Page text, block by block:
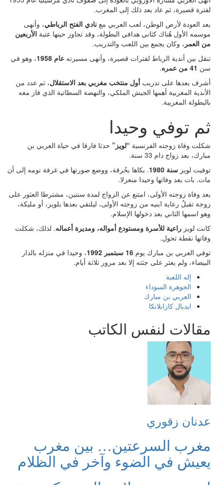
قصيرة، ثم عاد بعد ذلك إلى المغرب.
العودة لأرض الوطن، لعب العربي مع نادي الفتح الرباطي، وأنهى
الأول هُناك كثاني هدافي البطولة، وقد تجاوز حينها عتبةالأربعين
العمر، وكان يجمع بين اللعب والتدريب.
بين أندية الرباط لفترات قصيرة، وأنهى مسيرتهعام 1958
، وهو في
41 من عمره
.
بعدها على تدريب أول منتخب مغربي بعد الاستقلال، ثم عدد من
المغربية أهمها الجيش الملكي، والنهضة السطاتية الذي فاز معه
المغربية.
توفي وحيدا
وفاة زوجته الفرنسية“لويز”حدثا فارقا في حياة العربي بن
بعد زواج دام 33 سنة.
لويزسنة 1980
. بكاها بحُرقة، ووضع صورتها في غرفة نومه إلى أن
بات بعد وفاتها وحيدا منعزلا.
وفاة زوجته الأولى، امتنع عن الزواج لمدة سنتين، مشترطا العثور على
تقبلُ رعاية ابنيه من زوجته الأولى، ليلتقي بعدها بلويز، أو مليكة،
اسمها الثاني بعد دخولها الإسلام.
لويزراعية للأسرة ومستودع أمواله، ومديرة أعماله. لذلك، شكلت
نقطة تحول.
العربي بن مبارك يوم 16 سبتمبر 1992
، وحيدا في منزله بالدار
ولم يعثر على جثته إلا بعد مرور ثلاثة أيام.
إله اللعبة
الجوهرة السوداء
العربي بن مبارك
ايديال كازابلانكا
لنفس الكاتب
زقوري
السرعتين… بين مغرب
في الضوء وآخر في الظلام